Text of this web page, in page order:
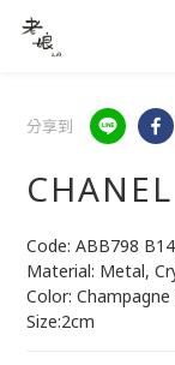
分享到
Code: ABB798
Material: Metal,
Color: Champagne
Size:2cm